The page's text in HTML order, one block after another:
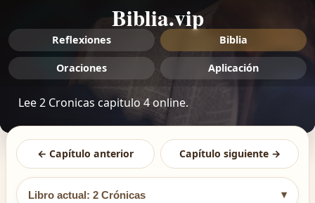
Biblia.vip
Reflexiones Biblia
Oraciones Aplicación
Lee 2 Cronicas capitulo 4 online.
← Capítulo anterior Capítulo siguiente →
Libro actual: 2 Crónicas ▾